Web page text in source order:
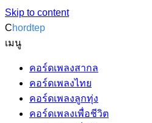
Skip to content
Chordtep
เมนู
คอร์ดเพลงสากล
คอร์ดเพลงไทย
คอร์ดเพลงลูกทุ่ง
คอร์ดเพลงเพื่อชีวิต